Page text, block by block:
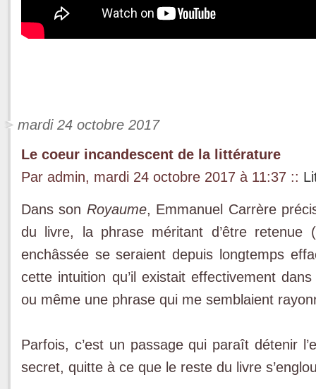
mardi 24 octobre 2017
Le coeur incandescent de la littérature
Par admin, mardi 24 octobre 2017 à 11:37 ::
Dans son Royaume, Emmanuel Carrère
du livre, la phrase méritant d’être
enchâssée se seraient depuis longtemps
cette intuition qu’il existait effectivement
ou même une phrase qui me semblaient
Parfois, c’est un passage qui paraît détenir
secret, quitte à ce que le reste du livre